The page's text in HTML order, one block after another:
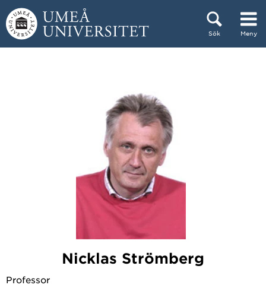
Hoppa direkt till innehållet
Sök Meny
Nicklas Strömberg
Professor